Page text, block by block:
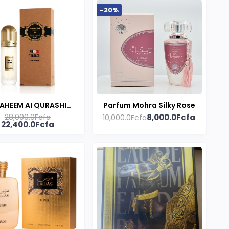
AI QURASHI
TOBACCO Extrait
de parfum
28,000.0Fcfa
22,400.0Fcfa
-20%
Parfum Mohra Silky Rose
10,000.0Fcfa8,000.0Fcfa